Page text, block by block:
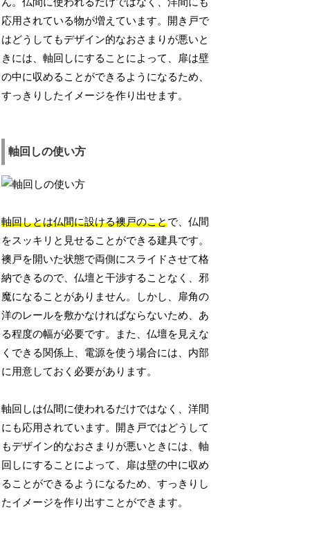
ん。仏間に使われるだけではなく、洋間にも
応用されている物が増えています。開き戸で
はどうしてもデザイン的なおさまりが悪いと
きには、軸回しにすることによって、扉は壁
の中に収めることができるようになるため、
すっきりしたイメージを作り出せます。
軸回しの使い方
軸回しとは仏間に設ける襖戸のことで、仏間
をスッキリと見せることができる建具です。
襖戸を開いた状態で両側にスライドさせて格
納できるので、仏壇と干渉することなく、邪
魔になることがありません。しかし、扉角の
洋のレールを敷かなければならないため、あ
る程度の幅が必要です。また、仏壇を見えな
くできる関係上、電源を使う場合には、内部
に用意しておく必要があります。
軸回しは仏間に使われるだけではなく、洋間
にも応用されています。開き戸ではどうして
もデザイン的なおさまりが悪いときには、軸
回しにすることによって、扉は壁の中に収め
ることができるようになるため、すっきりし
たイメージを作り出すことができます。